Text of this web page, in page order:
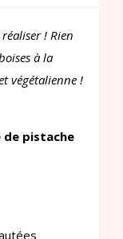
! Rien
à la
végétalienne !
de pistache